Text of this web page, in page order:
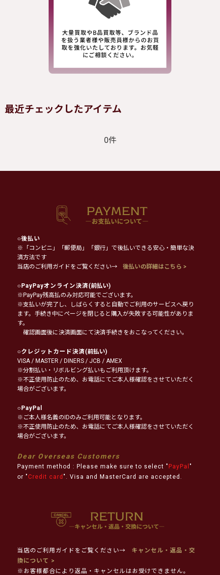
最近チェックしたアイテム
0件
○後払い
※「コンビニ」「郵便局」「銀行」で後払いできる安心・簡単な決
済方法です
当店のご利用ガイドをご覧ください→
後払いの詳細はこちら >
○PayPayオンライン決済(前払い)
※PayPay残高払のみ対応可能でございます。
※支払いが完了し、しばらくすると自動でご利用のサービスへ戻り
ます。手続き中にページを閉じると購入が失敗する可能性がありま
す。
確認画面後に決済画面にて決済手続きをおこなってください。
○クレジットカード決済(前払い)
VISA / MASTER / DINERS / JCB / AMEX
※分割払い・リボルビング払いもご利用頂けます。
※不正使用防止のため、お電話にてご本人様確認をさせていただく
場合がございます。
○PayPal
※ご本人様名義のIDのみご利用可能となります。
※不正使用防止のため、お電話にてご本人様確認をさせていただく
場合がございます。
Dear Overseas Customers
Payment method : Please make sure to select " PayPal "
or " Credit card ". Visa and MasterCard are accepted.
当店のご利用ガイドをご覧ください→
キャンセル・返品・交
換について >
※お客様都合により返品・キャンセルはお受けできません。